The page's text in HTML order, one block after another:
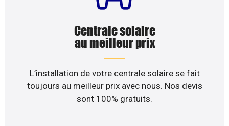
Centrale solaire
au meilleur prix
L’installation de votre centrale solaire se fait
toujours au meilleur prix avec nous. Nos devis
sont 100% gratuits.